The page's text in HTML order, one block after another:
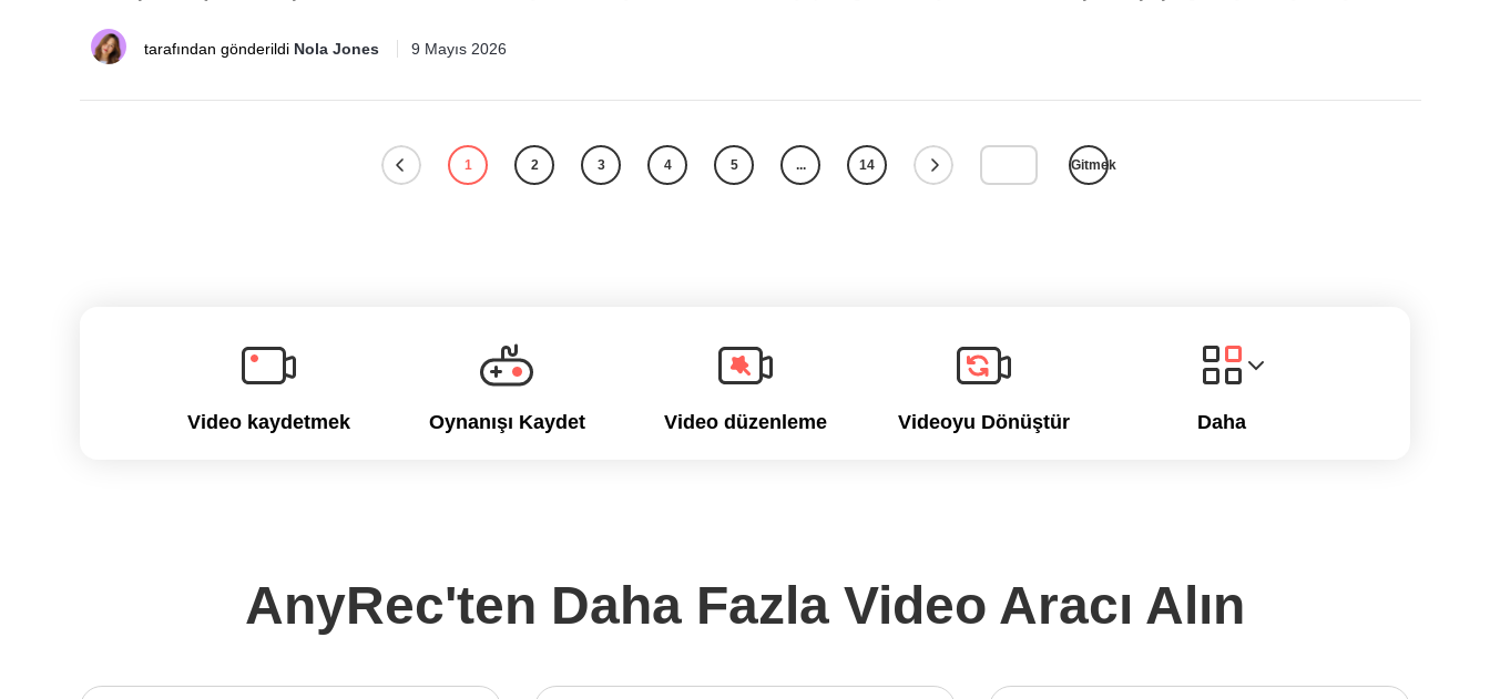
tarafından gönderildi Nola Jones 9 Mayıs 2026
1 2 3 4 5 ... 14 Gitmek
Video kaydetmek Oynanışı Kaydet Video düzenleme Videoyu Dönüştür Daha
AnyRec'ten Daha Fazla Video Aracı Alın